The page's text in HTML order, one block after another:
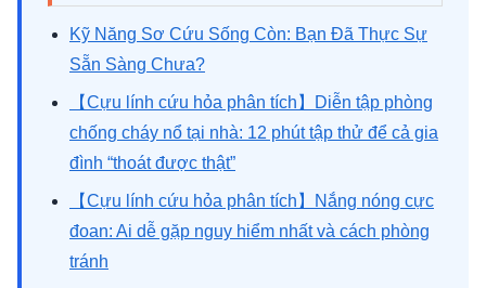
Kỹ Năng Sơ Cứu Sống Còn: Bạn Đã Thực Sự
Sẵn Sàng Chưa?
【Cựu lính cứu hỏa phân tích】Diễn tập phòng
chống cháy nổ tại nhà: 12 phút tập thử để cả gia
đình “thoát được thật”
【Cựu lính cứu hỏa phân tích】Nắng nóng cực
đoan: Ai dễ gặp nguy hiểm nhất và cách phòng
tránh